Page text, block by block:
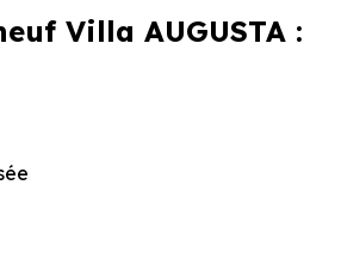
Villa AUGUSTA :